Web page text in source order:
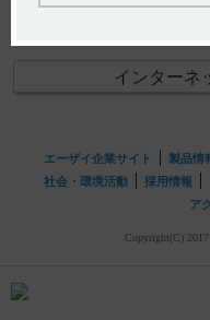
覚異常について教え
えてください。
【ルネスタ】 投薬期
【フェロミア】 食事
(平日9時〜18
インターネ
エーザイ企業サイト 製品情
社会・環境活動
採用情報
ア
Copyright(C)